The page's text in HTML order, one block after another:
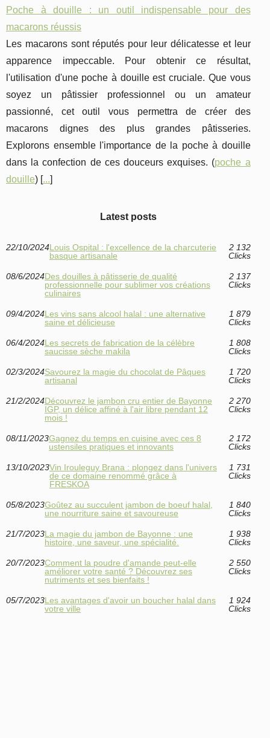
Poche à douille : un outil indispensable pour des
macarons réussis
Les macarons sont réputés pour leur délicatesse et leur
apparence impeccable. Pour obtenir ce résultat,
l'utilisation d'une poche à douille est cruciale. Que vous
soyez un pâtissier professionnel ou un amateur
passionné, cet outil vous permettra de créer des
macarons dignes des plus grandes pâtisseries.
Explorons ensemble l'importance de la poche à douille
dans la confection de ces douceurs exquises. (poche a
douille) [...]
Latest posts
22/10/2024Louis Ospital : l'excellence de la charcuterie
basque artisanale
2 132
Clicks
08/6/2024Des douilles à pâtisserie de qualité
professionnelle pour sublimer vos créations
culinaires
2 137
Clicks
09/4/2024Les vins sans alcool halal : une alternative
saine et délicieuse
1 879
Clicks
06/4/2024Les secrets de fabrication de la célèbre
saucisse sèche makila
1 808
Clicks
02/3/2024Savourez la magie du chocolat de Pâques
artisanal
1 720
Clicks
21/2/2024Découvrez le jambon cru entier de Bayonne
IGP, un délice affiné à l'air libre pendant 12
mois !
2 270
Clicks
08/11/2023Gagnez du temps en cuisine avec ces 8
ustensiles pratiques et innovants
2 172
Clicks
13/10/2023Vin Irouleguy Brana : plongez dans l'univers
de ce domaine renommé grâce à
FRESKOA
1 731
Clicks
05/8/2023Goûtez au succulent jambon de boeuf halal,
une nourriture saine et savoureuse
1 840
Clicks
21/7/2023La magie du jambon de Bayonne : une
histoire, une saveur, une spécialité.
1 938
Clicks
20/7/2023Comment la poudre d'amande peut-elle
améliorer votre santé ? Découvrez ses
nutriments et ses bienfaits !
2 550
Clicks
05/7/2023Les avantages d'avoir un boucher halal dans
votre ville
1 924
Clicks